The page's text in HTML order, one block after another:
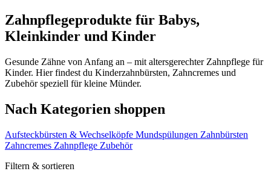
Zahnpflegeprodukte für Babys,
Kleinkinder und Kinder
Gesunde Zähne von Anfang an – mit altersgerechter Zahnpflege für
Kinder. Hier findest du Kinderzahnbürsten, Zahncremes und
Zubehör speziell für kleine Münder.
Nach Kategorien shoppen
Aufsteckbürsten & Wechselköpfe Mundspülungen Zahnbürsten
Zahncremes Zahnpflege Zubehör
Filtern & sortieren